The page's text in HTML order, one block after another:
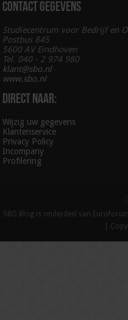
Contact gegevens
Studiecentrum voor Bedrijf en
Postbus 845
5600 AV Eindhoven
Tel. 040 - 2 974 980
klant@sbo.nl
www.sbo.nl
Direct naar:
Wijzig uw gegevens
Klantenservice
Privacy Policy
Incompany
Profilering
SBO Blog is onderdeel van
|